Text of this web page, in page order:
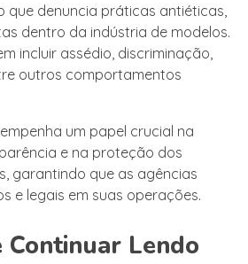
que denuncia práticas antiéticas,
dentro da indústria de modelos.
incluir assédio, discriminação,
outros comportamentos
um papel crucial na
e na proteção dos
garantindo que as agências
e legais em suas operações.
Continuar Lendo